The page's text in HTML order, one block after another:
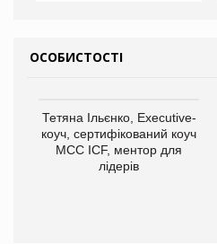
ОСОБИСТОСТІ
Тетяна Ільєнко, Executive-
коуч, сертифікований коуч
МСС ICF, ментор для
лідерів